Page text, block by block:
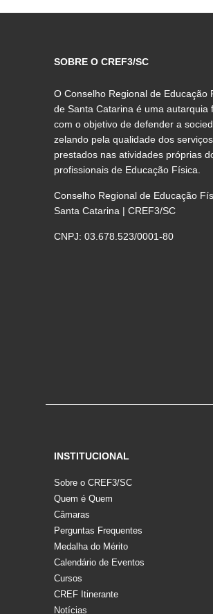
SOBRE O CREF3/SC
O Conselho Regional de Educação
de Santa Catarina é uma autarquia
com o objetivo de defender a
zelando pela qualidade dos serviços
prestados nas atividades próprias
profissionais de Educação Física.
Conselho Regional de Educação
Santa Catarina | CREF3/SC
CNPJ: 03.678.523/0001-80
INSTITUCIONAL
Sobre o CREF3/SC
Quem é Quem
Câmaras
Perguntas Frequentes
Medalha do Mérito
Calendário de Eventos
Cursos
CREF Itinerante
Notícias